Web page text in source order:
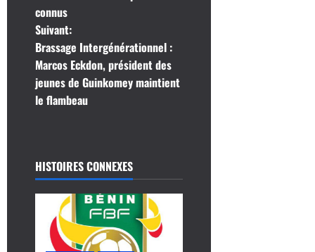
i
g
a
i
o
connus
Suivant:
Brassage Intergénérationnel :
Marcos Eckdon, président des
jeunes de Guinkomey maintient
le flambeau
HISTOIRES CONNEXES